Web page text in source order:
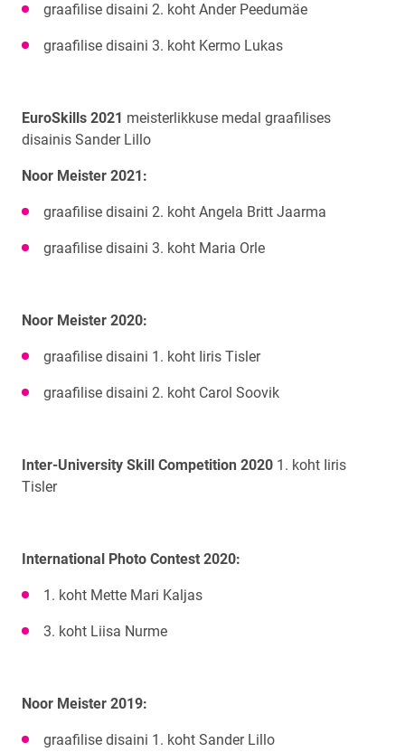
graafilise disaini 2. koht Ander Peedumäe
graafilise disaini 3. koht Kermo Lukas
EuroSkills 2021 meisterlikkuse medal graafilises
disainis Sander Lillo
Noor Meister 2021:
graafilise disaini 2. koht Angela Britt Jaarma
graafilise disaini 3. koht Maria Orle
Noor Meister 2020:
graafilise disaini 1. koht Iiris Tisler
graafilise disaini 2. koht Carol Soovik
Inter-University Skill Competition 2020 1. koht Iiris
Tisler
International Photo Contest 2020:
1. koht Mette Mari Kaljas
3. koht Liisa Nurme
Noor Meister 2019:
graafilise disaini 1. koht Sander Lillo